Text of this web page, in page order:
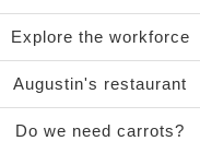
Explore the workforce
Augustin's restaurant
Do we need carrots?